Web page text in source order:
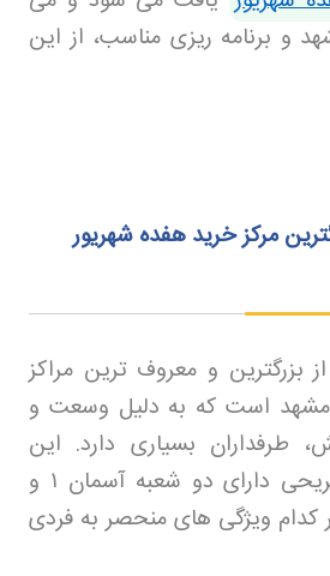
و برنامه ریزی مناسب، از این
مرکز خرید هفده شهریور
بزرگترین و معروف ترین مراکز
مشهد است که به دلیل وسعت و
طرفداران بسیاری دارد. این
دارای دو شعبه آسمان ۱ و
ویژگی های منحصر به فردی